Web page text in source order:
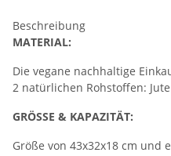
Beschreibung
MATERIAL:
Die vegane nachhaltige
2 natürlichen Rohstoffen:
GRÖSSE & KAPAZITÄT:
Größe von 43x32x18 cm und